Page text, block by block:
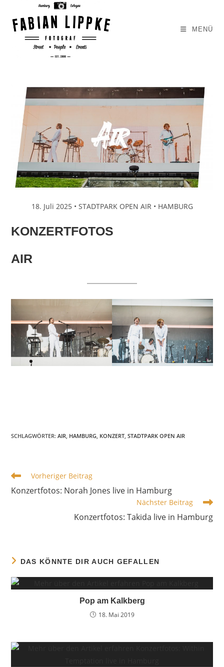
Inhalt
springen
MENÜ
18. Juli 2025 • STADTPARK OPEN AIR • HAMBURG
KONZERTFOTOS
AIR
SCHLAGWÖRTER:AIR, HAMBURG, KONZERT, STADTPARK OPEN AIR
WEITERE
ANSEHEN
Vorheriger Beitrag
Konzertfotos: Norah Jones live in Hamburg
Nächster Beitrag
Konzertfotos: Takida live in Hamburg
DAS KÖNNTE DIR AUCH GEFALLEN
Pop am Kalkberg
18. Mai 2019